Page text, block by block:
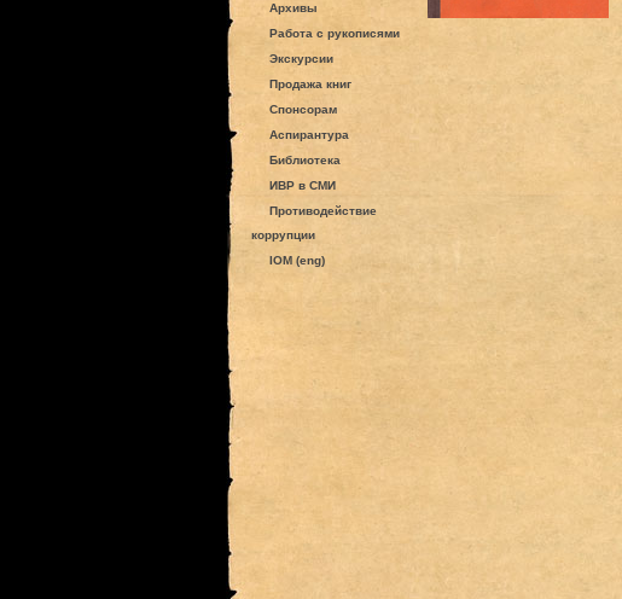
Архивы
Работа с рукописями
Экскурсии
Продажа книг
Спонсорам
Аспирантура
Библиотека
ИВР в СМИ
Противодействие
коррупции
IOM (eng)